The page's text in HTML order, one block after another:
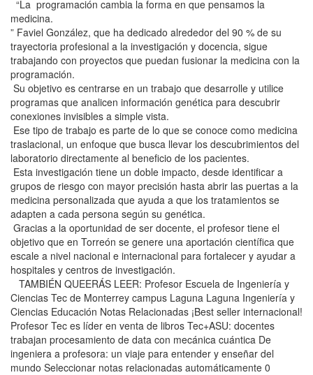
“La programación cambia la forma en que pensamos la
medicina.
” Faviel González, que ha dedicado alrededor del 90 % de su
trayectoria profesional a la investigación y docencia, sigue
trabajando con proyectos que puedan fusionar la medicina con la
programación.
Su objetivo es centrarse en un trabajo que desarrolle y utilice
programas que analicen información genética para descubrir
conexiones invisibles a simple vista.
Ese tipo de trabajo es parte de lo que se conoce como medicina
traslacional, un enfoque que busca llevar los descubrimientos del
laboratorio directamente al beneficio de los pacientes.
Esta investigación tiene un doble impacto, desde identificar a
grupos de riesgo con mayor precisión hasta abrir las puertas a la
medicina personalizada que ayuda a que los tratamientos se
adapten a cada persona según su genética.
Gracias a la oportunidad de ser docente, el profesor tiene el
objetivo que en Torreón se genere una aportación científica que
escale a nivel nacional e internacional para fortalecer y ayudar a
hospitales y centros de investigación.
TAMBIÉN QUEERÁS LEER: Profesor Escuela de Ingeniería y
Ciencias Tec de Monterrey campus Laguna Laguna Ingeniería y
Ciencias Educación Notas Relacionadas ¡Best seller internacional!
Profesor Tec es líder en venta de libros Tec+ASU: docentes
trabajan procesamiento de data con mecánica cuántica De
ingeniera a profesora: un viaje para entender y enseñar del
mundo Seleccionar notas relacionadas automáticamente 0